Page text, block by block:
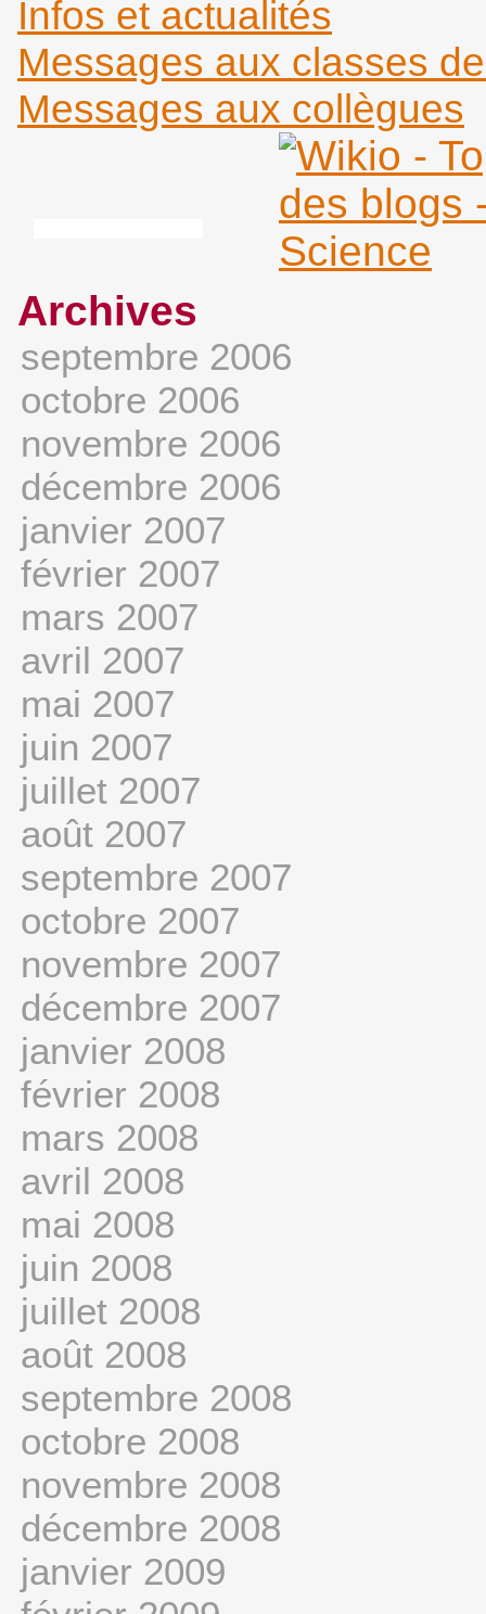
Infos et actualités
Messages aux classes
Messages aux collègues
Archives
septembre 2006
octobre 2006
novembre 2006
décembre 2006
janvier 2007
février 2007
mars 2007
avril 2007
mai 2007
juin 2007
juillet 2007
août 2007
septembre 2007
octobre 2007
novembre 2007
décembre 2007
janvier 2008
février 2008
mars 2008
avril 2008
mai 2008
juin 2008
juillet 2008
août 2008
septembre 2008
octobre 2008
novembre 2008
décembre 2008
janvier 2009